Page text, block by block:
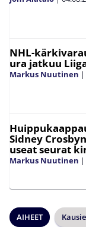
NHL-
ura jatkuu
Markus Nuutinen |
Sidney
useat seurat
Markus Nuutinen |
AIHEET